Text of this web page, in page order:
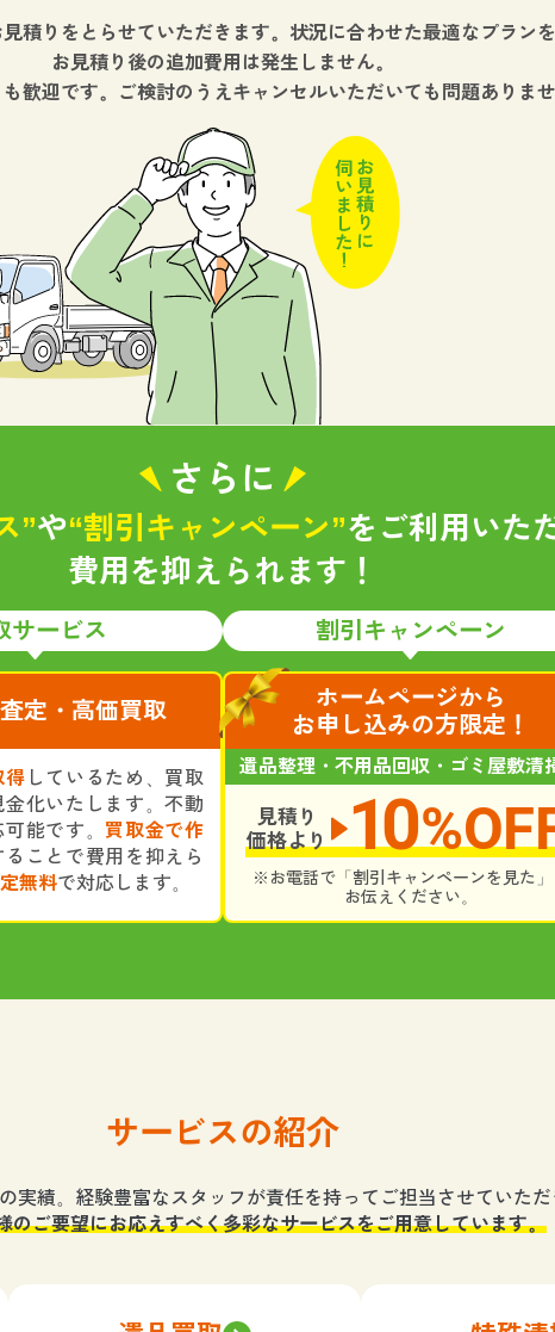
積りをとらせていただきます。状況に合わせた最適なプランを
お見積り後の追加費用は発生しません。
歓迎です。ご検討のうえキャンセルいただいても問題ありませ
さらに
”や“割引キャンペーン”をご利用いた
費用を抑えられます！
サービス
定・高価買取
得 しているため、買取
化いたします。不動
能です。 買取金で作
ることで費用を抑えら
無料で対応します。
割引キャンペーン
ホームページから
お申し込みの方限定！
遺品整理・不用品回収・ゴミ屋敷清
見積り
価格より
10
※お電話で「割引キャンペーンを見た」
お伝えください。
サービスの紹介
実績。経験豊富なスタッフが責任を持ってご担当させていただ
のご要望にお応えすべく多彩なサービスをご用意しています。